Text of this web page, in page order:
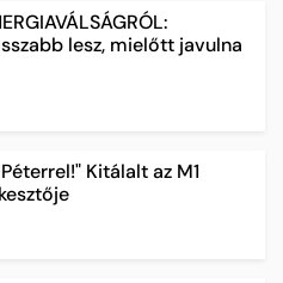
lesz, mielőtt javulna
Kitálalt az M1